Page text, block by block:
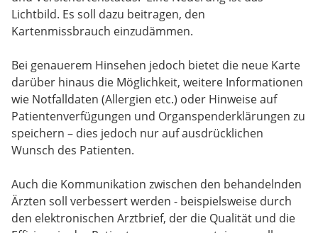
Lichtbild. Es soll dazu beitragen, den
Kartenmissbrauch einzudämmen.
Bei genauerem Hinsehen jedoch bietet die neue Karte
darüber hinaus die Möglichkeit, weitere Informationen
wie Notfalldaten (Allergien etc.) oder Hinweise auf
Patientenverfügungen und Organspenderklärungen zu
speichern – dies jedoch nur auf ausdrücklichen
Wunsch des Patienten.
Auch die Kommunikation zwischen den behandelnden
Ärzten soll verbessert werden - beispielsweise durch
den elektronischen Arztbrief, der die Qualität und die